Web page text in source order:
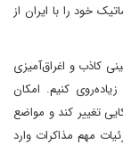
خود را با ایران از
کاذب و اغراق‌آمیزی
کنیم. امکان
تغییر کند و مواضع
مهم مذاکرات وارد